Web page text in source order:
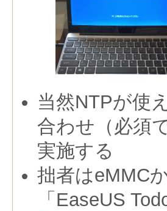
当然NTPが使
合わせ（必須
実施する
拙者はeMMC
「EaseUS